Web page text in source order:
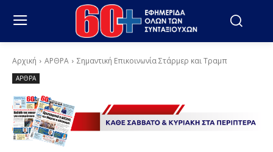
Αρχική ΑΡΘΡΑ Σημαντική Επικοινωνία Στάρμερ και Τραμπ
ΑΡΘΡΑ